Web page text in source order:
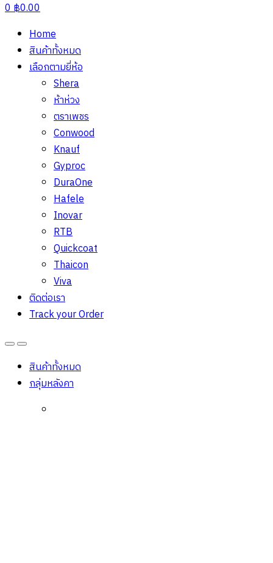
0฿0.00
Home
สินค้าทั้งหมด
เลือกตามยี่ห้อ
Shera
ห้าห่วง
ตราเพชร
Conwood
Knauf
Gyproc
DuraOne
Hafele
Inovar
RTB
Quickcoat
Thaicon
Viva
ติดต่อเรา
Track your Order
OpenClose
สินค้าทั้งหมด
กลุ่มหลังคา